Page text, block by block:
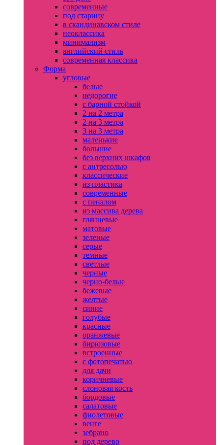
современные
под старину
в скандинавском стиле
неоклассика
минимализм
английский стиль
современная классика
Форма
угловые
белые
недорогие
с барной стойкой
2 на 2 метра
2 на 3 метра
3 на 3 метра
маленькие
большие
без верхних шкафов
с антресолью
классические
из пластика
современные
с пеналом
из массива дерева
глянцевые
матовые
зеленые
серые
темные
светлые
черные
черно-белые
бежевые
желтые
синие
голубые
красные
оранжевые
бирюзовые
встроенные
с фотопечатью
для дачи
коричневые
слоновая кость
бордовые
салатовые
фиолетовые
венге
зебрано
под дерево